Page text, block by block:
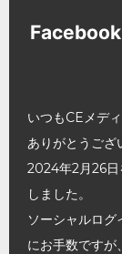
いつもCEメデ
ありがとうござ
2024年2月26日
しました。
ソーシャルロ
にお手数ですが